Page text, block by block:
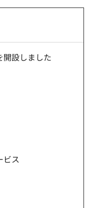
開設しました
ビス